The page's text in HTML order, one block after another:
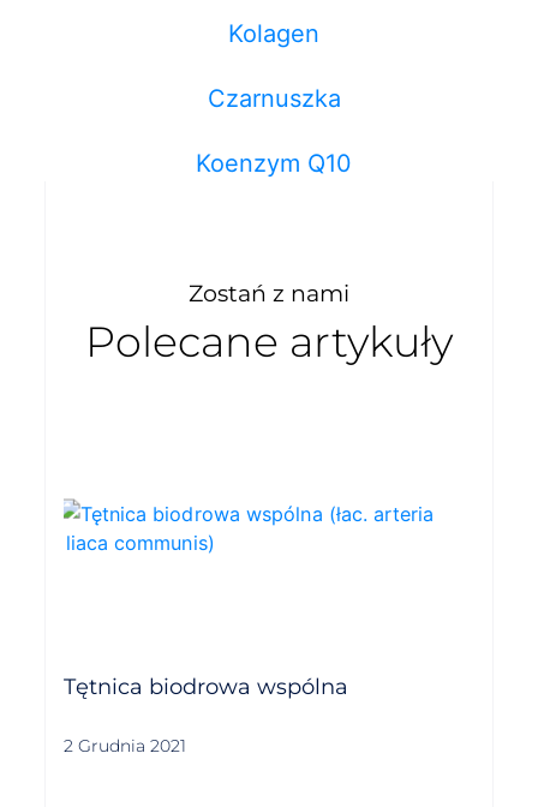
Kolagen
Czarnuszka
Koenzym Q10
Zostań z nami
Polecane artykuły
Tętnica biodrowa wspólna
2 Grudnia 2021